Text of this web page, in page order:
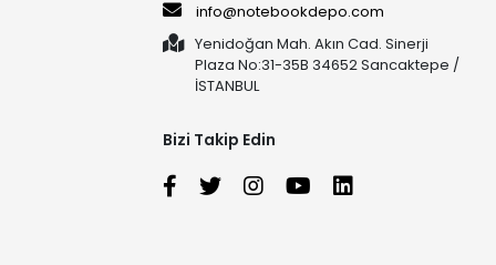
info@notebookdepo.com
Yenidoğan Mah. Akın Cad. Sinerji
Plaza No:31-35B 34652 Sancaktepe /
İSTANBUL
Bizi Takip Edin